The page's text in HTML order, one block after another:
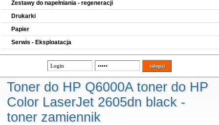
Zestawy do napełniania - regeneracji
Drukarki
Papier
Serwis - Eksploatacja
Toner do HP Q6000A toner do HP
Color LaserJet 2605dn black -
toner zamiennik